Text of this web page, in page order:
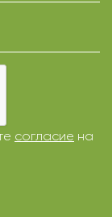
согласие на